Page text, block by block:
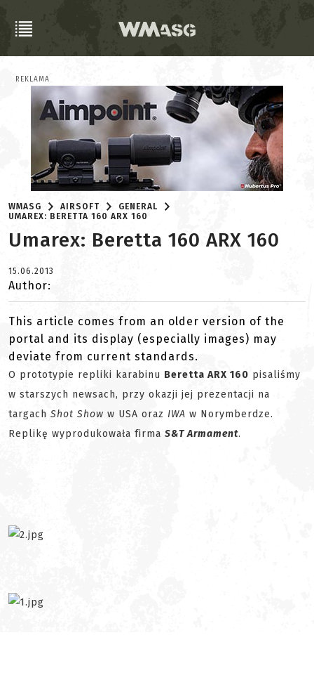
REKLAMA
WMASG AIRSOFT
GENERAL
UMAREX: BERETTA 160 ARX 160
Umarex: Beretta 160 ARX 160
15.06.2013
Author:
This article comes from an older version of the
portal and its display (especially images) may
deviate from current standards.
O prototypie repliki karabinu Beretta ARX 160 pisaliśmy
w starszych newsach, przy okazji jej prezentacji na
targach Shot Show w USA oraz IWA w Norymberdze.
Replikę wyprodukowała firma S&T Armament.